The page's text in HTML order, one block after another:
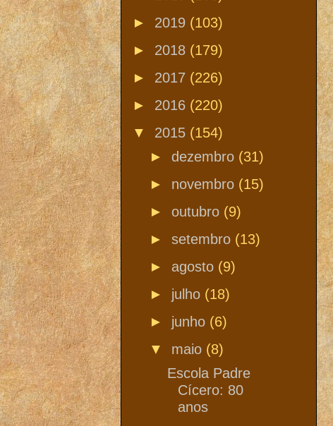
► 2019 (103)
► 2018 (179)
► 2017 (226)
► 2016 (220)
▼ 2015 (154)
► dezembro (31)
► novembro (15)
► outubro (9)
► setembro (13)
► agosto (9)
► julho (18)
► junho (6)
▼ maio (8)
Escola Padre
Cícero: 80
anos